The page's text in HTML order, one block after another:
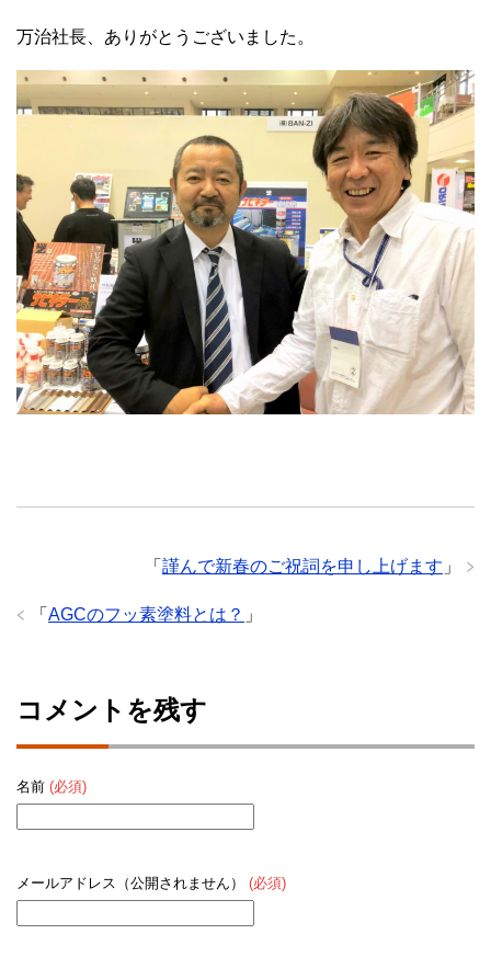
万治社長、ありがとうございました。
「 謹んで新春のご祝詞を申し上げます 」
「 AGCのフッ素塗料とは？ 」
コメントを残す
名前 (必須)
メールアドレス（公開されません） (必須)